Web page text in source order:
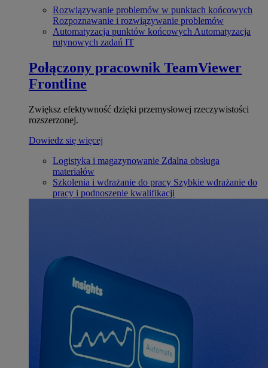
Rozwiązywanie problemów w punktach końcowych
Rozpoznawanie i rozwiązywanie problemów
Automatyzacja punktów końcowych Automatyzacja
rutynowych zadań IT
Połączony pracownik TeamViewer
Frontline
Zwiększ efektywność dzięki przemysłowej rzeczywistości
rozszerzonej.
Dowiedz się więcej
Logistyka i magazynowanie Zdalna obsługa
materiałów
Szkolenia i wdrażanie do pracy Szybkie wdrażanie do
pracy i podnoszenie kwalifikacji